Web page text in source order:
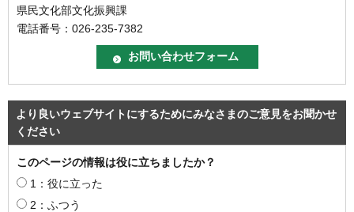
県民文化部文化振興課
電話番号：026-235-7382
より良いウェブサイトにするためにみなさまのご意見をお聞かせ
ください
このページの情報は役に立ちましたか？
1：役に立った
2：ふつう